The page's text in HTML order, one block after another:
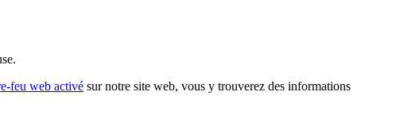
feu web activé sur notre site web, vous y trouverez des informations